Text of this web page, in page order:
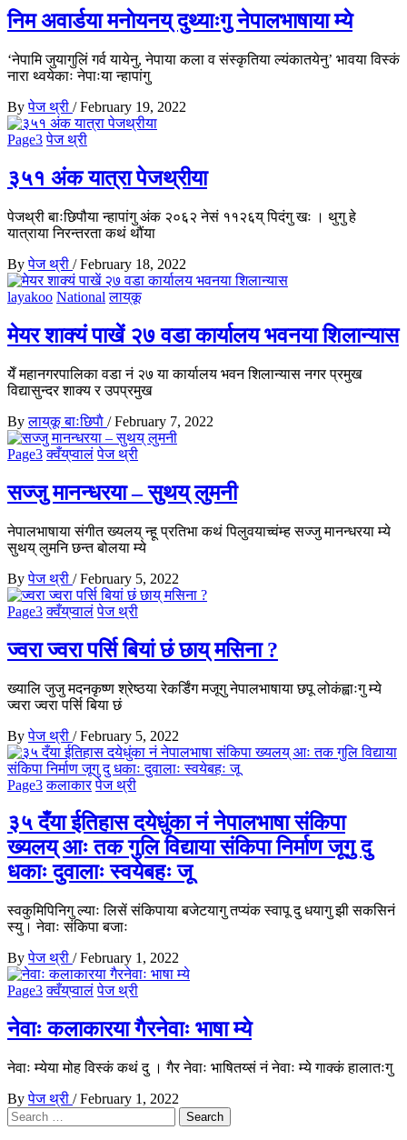
निम अवार्डया मनाेयनय् दुथ्याःगु नेपालभाषाया म्ये
‘नेपामि जुयागुलिं गर्व यायेनु, नेपाया कला व संस्कृतिया ल्यंकातयेनु’ भावया विस्कं
नारा थ्वयेकाः नेपाःया न्हापांगु
By पेज थ्री / February 19, 2022
Page3 पेज थ्री
३५१ अंक यात्रा पेजथ्रीया
पेजथ्री बाःछिपौया न्हापांगु अंक २०६२ नेसं ११२६य् पिदंगु खः । थुगु हे
यात्राया निरन्तरता कथं थौंया
By पेज थ्री / February 18, 2022
layakoo National लाय्‌कू
मेयर शाक्यं पाखें २७ वडा कार्यालय भवनया शिलान्यास
येँ महानगरपालिका वडा नं २७ या कार्यालय भवन शिलान्यास नगर प्रमुख
विद्यासुन्दर शाक्य र उपप्रमुख
By लाय्‌कू बाःछिपाै / February 7, 2022
Page3 क्वँय्‌प्वालं पेज थ्री
सज्जु मानन्धरया – सुथय् लुमनी
नेपालभाषाया संगीत ख्यलय् न्हू प्रतिभा कथं पिलुवयाच्वंम्ह सज्जु मानन्धरया म्ये
सुथय् लुमनि छन्त बोलया म्ये
By पेज थ्री / February 5, 2022
Page3 क्वँय्‌प्वालं पेज थ्री
ज्वरा ज्वरा पर्सि बियां छं छाय् मसिना ?
ख्यालि जुजु मदनकृष्ण श्रेष्ठया रेकर्डिंग मजूगु नेपालभाषाया छपू लोकंह्वाःगु म्ये
ज्वरा ज्वरा पर्सि बिया छं
By पेज थ्री / February 5, 2022
Page3 कलाकार पेज थ्री
३५ दँया ईतिहास दयेधुंका नं नेपालभाषा संकिपा
ख्यलय् आः तक गुलि विद्याया संकिपा निर्माण जूगु दु
धकाः दुवालाः स्वयेबहः जू
स्वकुमिपिनिगु ल्याः लिसें संकिपाया बजेटयागु तप्यंक स्वापू दु धयागु झी सकसिनं
स्यु। नेवाः संकिपा बजाः
By पेज थ्री / February 1, 2022
Page3 क्वँय्‌प्वालं पेज थ्री
नेवाः कलाकारया गैरनेवाः भाषा म्ये
नेवाः म्येया मोह विस्कं कथं दु । गैर नेवाः भाषितय्सं नं नेवाः म्ये गाक्कं हालातःगु
By पेज थ्री / February 1, 2022
Search
for: